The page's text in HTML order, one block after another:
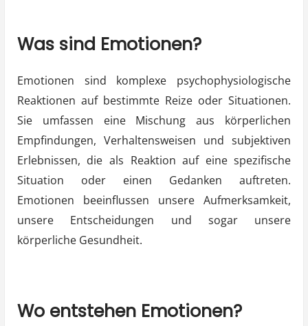
Was sind Emotionen?
Emotionen sind komplexe psychophysiologische
Reaktionen auf bestimmte Reize oder Situationen.
Sie umfassen eine Mischung aus körperlichen
Empfindungen, Verhaltensweisen und subjektiven
Erlebnissen, die als Reaktion auf eine spezifische
Situation oder einen Gedanken auftreten.
Emotionen beeinflussen unsere Aufmerksamkeit,
unsere Entscheidungen und sogar unsere
körperliche Gesundheit.
Wo entstehen Emotionen?